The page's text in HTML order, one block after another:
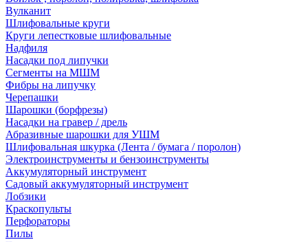
Вулканит
Шлифовальные круги
Круги лепестковые шлифовальные
Надфиля
Насадки под липучки
Сегменты на МШМ
Фибры на липучку
Черепашки
Шарошки (борфрезы)
Насадки на гравер / дрель
Абразивные шарошки для УШМ
Шлифовальная шкурка (Лента / бумага / поролон)
Электроинструменты и бензоинструменты
Аккумуляторный инструмент
Садовый аккумуляторный инструмент
Лобзики
Краскопульты
Перфораторы
Пилы